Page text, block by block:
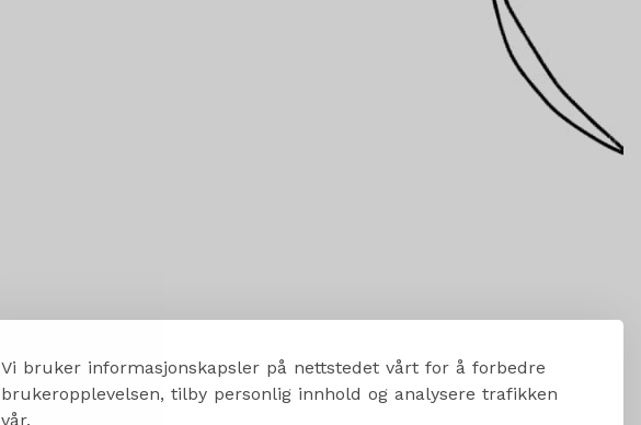
Vi bruker informasjonskapsler på nettstedet vårt for å forbedre
brukeropplevelsen, tilby personlig innhold og analysere trafikken
vår.